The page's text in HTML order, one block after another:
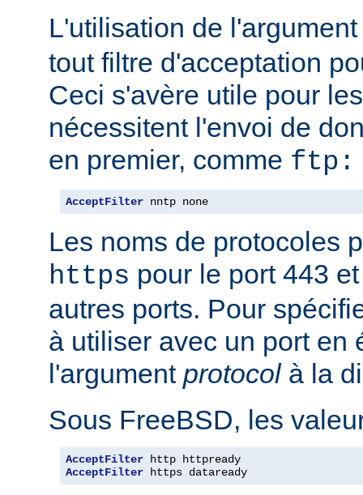
L'utilisation de
tout filtre d'acceptation
Ceci s'avère utile pour
nécessitent l'envoi de
en premier, comme ftp:
AcceptFilter nntp none
Les noms de protocoles
https pour le port 443
autres ports. Pour
à utiliser avec un port en
l'argument protocolà la
Sous FreeBSD, les
AcceptFilter
AcceptFilter https dataready